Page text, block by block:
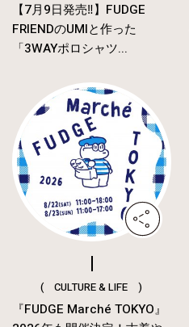
【7月9日発売‼︎】FUDGE
FRIENDのUMIと作った
「3WAYポロシャツ...
( CULTURE & LIFE )
『FUDGE Marché TOKYO』